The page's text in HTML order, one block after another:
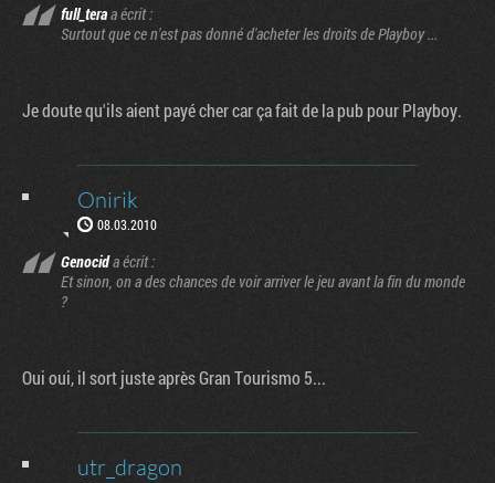
full_teraa écrit :
Surtout que ce n'est pas donné d'acheter les droits de Playboy ...
Je doute qu'ils aient payé cher car ça fait de la pub pour Playboy.
Onirik
08.03.2010
Genocida écrit :
Et sinon, on a des chances de voir arriver le jeu avant la fin du monde
?
Oui oui, il sort juste après Gran Tourismo 5...
utr_dragon